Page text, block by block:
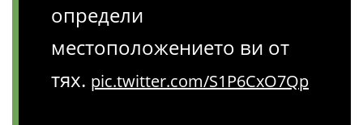
определи
местоположението ви от
тях. pic.twitter.com/S1P6CxO7Qp